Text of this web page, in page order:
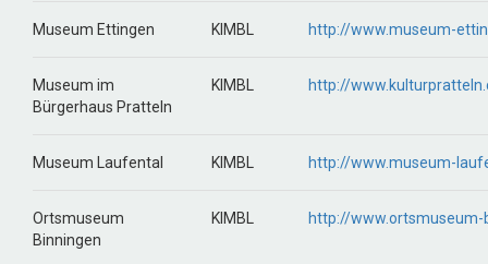
Museum Ettingen KIMBL http://www.museum-
Museum im
Bürgerhaus Pratteln
KIMBL http://
Museum Laufental KIMBL http://www.museum-
Ortsmuseum
Binningen
KIMBL http://www.ortsmuseum-